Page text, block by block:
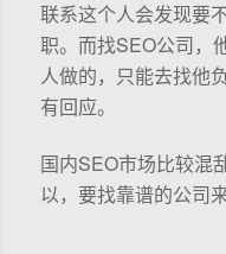
联系这个人会发现要
职。而找SEO公司，
人做的，只能去找他
有回应。
国内SEO市场比较混
以，要找靠谱的公司